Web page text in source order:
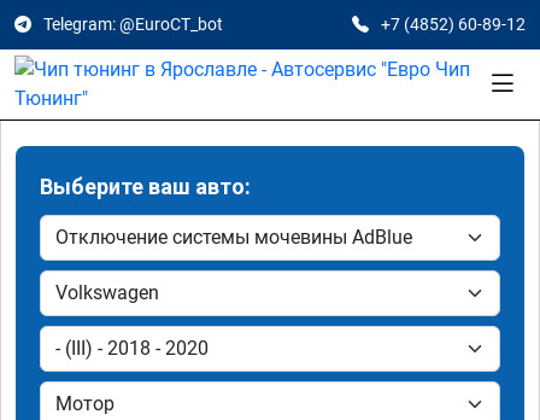
Telegram: @EuroCT_bot +7 (4852) 60-89-12
Выберите ваш авто: